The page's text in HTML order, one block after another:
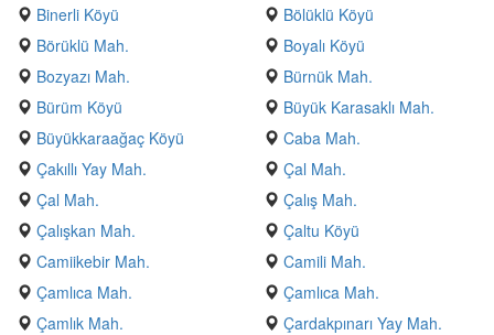
Binerli Köyü
Bölüklü Köyü
Börüklü Mah.
Boyalı Köyü
Bozyazı Mah.
Bürnük Mah.
Bürüm Köyü
Büyük Karasaklı Mah.
Büyükkaraağaç Köyü
Caba Mah.
Çakıllı Yay Mah.
Çal Mah.
Çal Mah.
Çalış Mah.
Çalışkan Mah.
Çaltu Köyü
Camiikebir Mah.
Camili Mah.
Çamlıca Mah.
Çamlıca Mah.
Çamlık Mah.
Çardakpınarı Yay Mah.